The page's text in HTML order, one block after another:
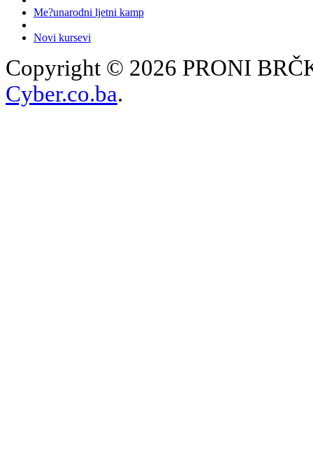
Me?unarodni ljetni kamp
Novi kursevi
Copyright © 2026 PRONI
Cyber.co.ba.